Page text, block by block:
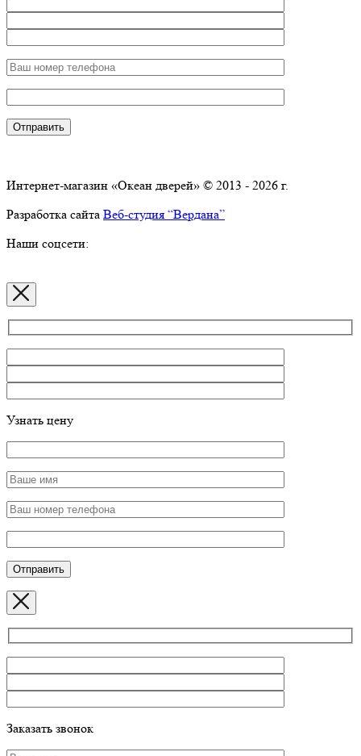
Интернет-магазин «Океан дверей» © 2013 - 2026 г.
Разработка сайта Веб-студия “Вердана”
Наши соцсети:
Узнать цену
Заказать звонок